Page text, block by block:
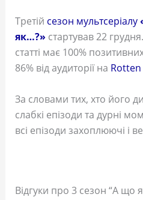
Третій сезон мультсеріалу
як…?» стартував 22
статті має 100%
86% від аудиторії на
За словами тих, хто його
слабкі епізоди та дурні
всі епізоди захоплюючі і
Відгуки про 3 сезон “А що